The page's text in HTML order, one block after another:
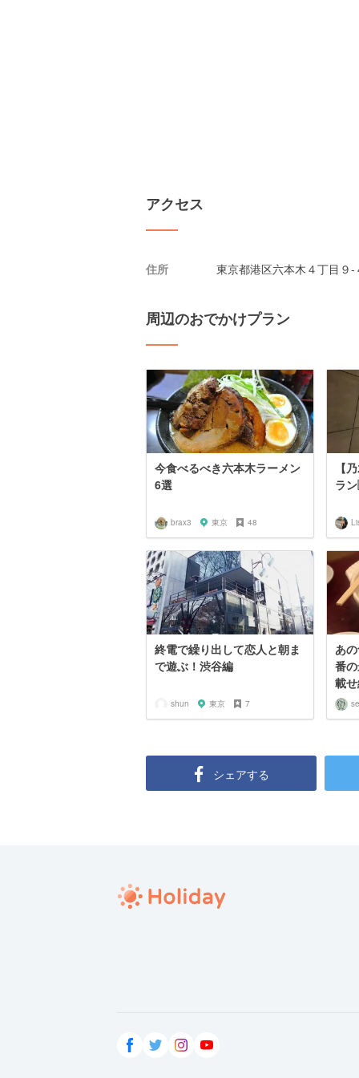
アクセス
住所 東京都港区六本木４丁目９
周辺のおでかけプラン
今食べるべき六本木ラーメン
6選
brax3 東京 48
【
ラ
終電で繰り出して恋人と朝ま
で遊ぶ！渋谷編
shun 東京 7
あ
番
載
シェアする